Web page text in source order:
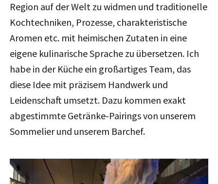
Region auf der Welt zu widmen und traditionelle
Kochtechniken, Prozesse, charakteristische
Aromen etc. mit heimischen Zutaten in eine
eigene kulinarische Sprache zu übersetzen. Ich
habe in der Küche ein großartiges Team, das
diese Idee mit präzisem Handwerk und
Leidenschaft umsetzt. Dazu kommen exakt
abgestimmte Getränke-Pairings von unserem
Sommelier und unserem Barchef.